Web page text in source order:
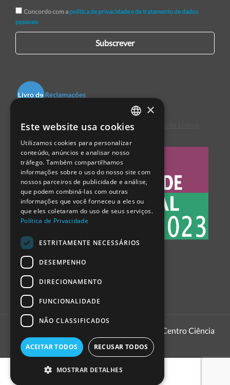
Concordo com a política de privacidade e de tratamento de dados
pessoais
Subscrever
Centro de Arbitragem de Conflitos de Consumo de Lisboa
1999 - 2026
Pavilhão do Conhecimento | Centro Ciência
PORTUGUESE
ENGLISH
SPANISH
×
Este website usa cookies
Utilizamos cookies para personalizar
conteúdo, anúncios e analisar nosso
tráfego. Também compartilhamos
informações sobre o uso do nosso site com
nossos parceiros de publicidade e análise,
que podem combiná-las com outras
informações que você forneceu a eles ou
que eles coletaram do uso de seus serviços.
Política de Privacidade
ESTRITAMENTE NECESSÁRIOS
DESEMPENHO
DIRECIONAMENTO
FUNCIONALIDADE
NÃO CLASSIFICADOS
ACEITAR TODOS RECUSAR TODOS
MOSTRAR DETALHES